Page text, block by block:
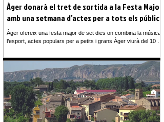
Àger donarà el tret de sortida a la Festa Major
amb una setmana d’actes per a tots els públics
Àger ofereix una festa major de set dies on combina la música,
l’esport, actes populars per a petits i grans Àger viurà del 10 al
programa que combina tradició, activitats populars, esport,
cultura i música en directe. Durant set dies, els carrers i
espais del municipi acolliran propostes pensades perquè
veïns, estiuejants i visitants comparteixin els dies més
esperats de l’any. La festa arrencarà amb el tradicional to